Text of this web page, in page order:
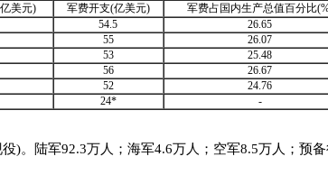
美元) 军费开支(亿美元)
军费占国内生产总值百分比
54.5
26.65
55
26.07
53
25.48
56
26.67
52
24.76
24* -
)。陆军92.3万人；海军4.6万人；空军8.5万人；预